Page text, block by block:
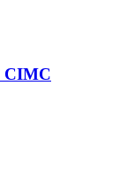
CIMC